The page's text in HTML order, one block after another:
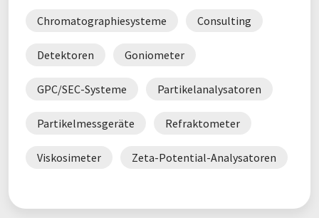
Chromatographiesysteme Consulting
Detektoren Goniometer
GPC/SEC-Systeme Partikelanalysatoren
Partikelmessgeräte Refraktometer
Viskosimeter Zeta-Potential-Analysatoren